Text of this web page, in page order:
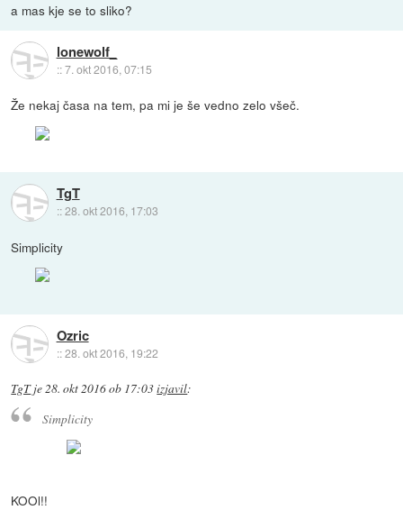
a mas kje se to sliko?
lonewolf_
::7. okt 2016, 07:15
Že nekaj časa na tem, pa mi je še vedno zelo všeč.
TgT
::28. okt 2016, 17:03
Simplicity
Ozric
::28. okt 2016, 19:22
TgTje28. okt 2016 ob 17:03izjavil:
Simplicity
KOOl!!